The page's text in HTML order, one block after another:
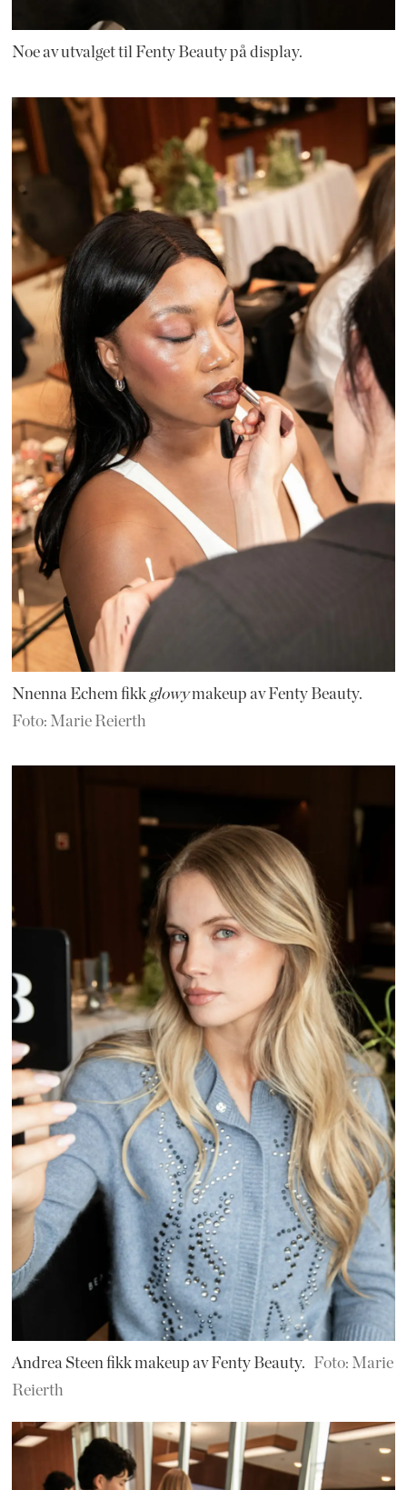
Noe av utvalget til Fenty Beauty på display.
Nnenna Echem fikk glowymakeup av Fenty Beauty.
Foto: Marie Reierth
Andrea Steen fikk makeup av Fenty Beauty.
Foto: Marie
Reierth